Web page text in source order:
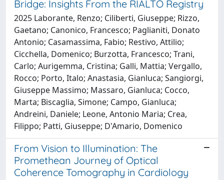
Bridge: Insights From the RIALTO Registry
2025 Laborante, Renzo; Ciliberti, Giuseppe; Rizzo,
Gaetano; Canonico, Francesco; Paglianiti, Donato
Antonio; Casamassima, Fabio; Restivo, Attilio;
Cicchella, Domenico; Burzotta, Francesco; Trani,
Carlo; Aurigemma, Cristina; Galli, Mattia; Vergallo,
Rocco; Porto, Italo; Anastasia, Gianluca; Sangiorgi,
Giuseppe Massimo; Massaro, Gianluca; Cocco,
Marta; Biscaglia, Simone; Campo, Gianluca;
Andreini, Daniele; Leone, Antonio Maria; Crea,
Filippo; Patti, Giuseppe; D'Amario, Domenico
From Vision to Illumination: The
Promethean Journey of Optical
Coherence Tomography in Cardiology